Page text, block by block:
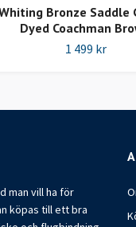
Bronze Saddle
Dyed Coachman
1 499 kr
man vill ha för
köpas till ett bra